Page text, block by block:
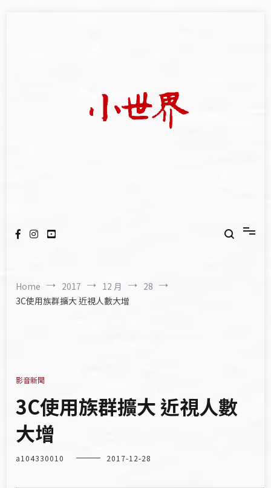
Home 2017 12 月
28
3C使用族群擴大 近視人數大增
影音新聞
3C使用族群擴大 近視人數
大增
a104330010 2017-12-28